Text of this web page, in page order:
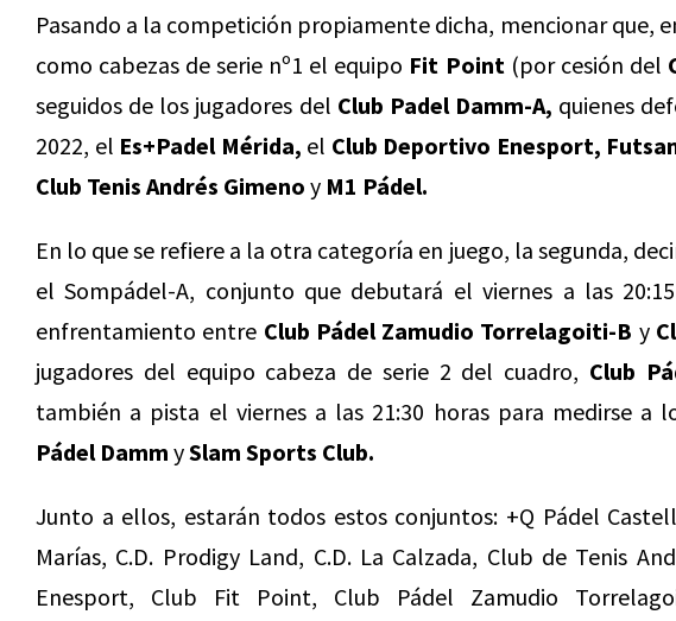
Pasando a la competición propiamente dicha, mencionar que,
como cabezas de serie nº1 el equipo Fit Point(por cesión del
seguidos de los jugadores del Club Padel Damm-A, quienes
2022, el Es+Padel Mérida, el Club Deportivo Enesport,
Club Tenis Andrés Gimeno y M1 Pádel.
En lo que se refiere a la otra categoría en juego, la segunda,
el Sompádel-A, conjunto que debutará el viernes a las
enfrentamiento entre Club Pádel Zamudio Torrelagoiti-B y
jugadores del equipo cabeza de serie 2 del cuadro, Club
también a pista el viernes a las 21:30 horas para medirse a
Pádel Damm ySlam Sports Club.
Junto a ellos, estarán todos estos conjuntos: +Q Pádel
Marías, C.D. Prodigy Land, C.D. La Calzada, Club de Tenis
Enesport, Club Fit Point, Club Pádel Zamudio